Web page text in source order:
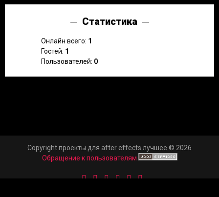
Статистика
Онлайн всего: 1
Гостей: 1
Пользователей: 0
Copyright проекты для after effects лучшее © 2026
Обращение к пользователям